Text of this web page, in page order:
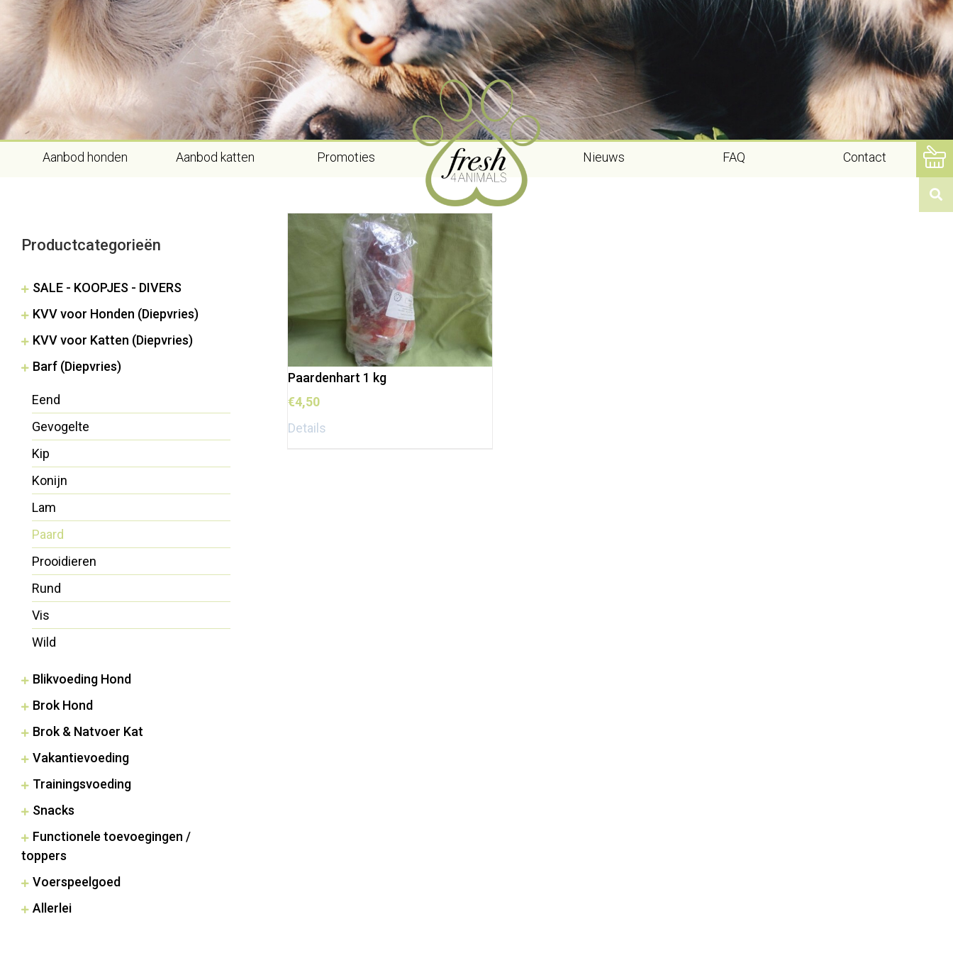
Skip
content
Aanbod honden Aanbod katten Promoties Nieuws FAQ Contact
Niet op voorraad
Paardenhart 1 kg
€4,50
Details
Productcategorieën
SALE - KOOPJES - DIVERS
KVV voor Honden (Diepvries)
KVV voor Katten (Diepvries)
Barf (Diepvries)
Eend
Gevogelte
Kip
Konijn
Lam
Paard
Prooidieren
Rund
Vis
Wild
Blikvoeding Hond
Brok Hond
Brok & Natvoer Kat
Vakantievoeding
Trainingsvoeding
Snacks
Functionele toevoegingen /
toppers
Voerspeelgoed
Allerlei